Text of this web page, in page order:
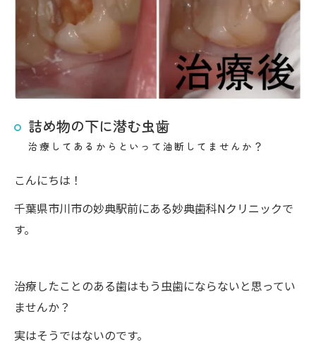
詰め物の下に潜む虫歯
治療してあるからといって油断してませんか？
こんにちは！
千葉県市川市の妙典駅前にある妙典歯科Nクリニックで
す。
治療したことのある歯はもう虫歯にならないと思ってい
ませんか？
実はそうではないのです。